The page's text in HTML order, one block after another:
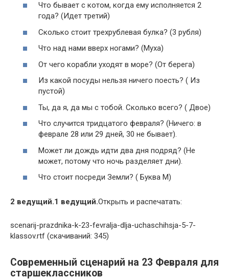
Что бывает с котом, когда ему исполняется 2
года? (Идет третий)
Сколько стоит трехрублевая булка? (3 рубля)
Что над нами вверх ногами? (Муха)
От чего корабли уходят в море? (От берега)
Из какой посуды нельзя ничего поесть? ( Из
пустой)
Ты, да я, да мы с тобой. Сколько всего? ( Двое)
Что случится тридцатого февраля? (Ничего: в
феврале 28 или 29 дней, 30 не бывает).
Может ли дождь идти два дня подряд? (Не
может, потому что ночь разделяет дни).
Что стоит посреди Земли? ( Буква М)
2 ведущий.1 ведущий.Открыть и распечатать:
scenarij-prazdnika-k-23-fevralja-dlja-uchaschihsja-5-7-
klassov.rtf (cкачиваний: 345)
Современный сценарий на 23 Февраля для
старшеклассников